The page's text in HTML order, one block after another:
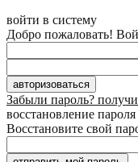
войти в систему
Добро пожаловать!
Забыли пароль?
восстановление пароля
Восстановите свой